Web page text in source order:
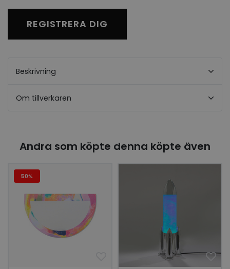
REGISTRERA DIG
Beskrivning
Om tillverkaren
Andra som köpte denna köpte även
50%